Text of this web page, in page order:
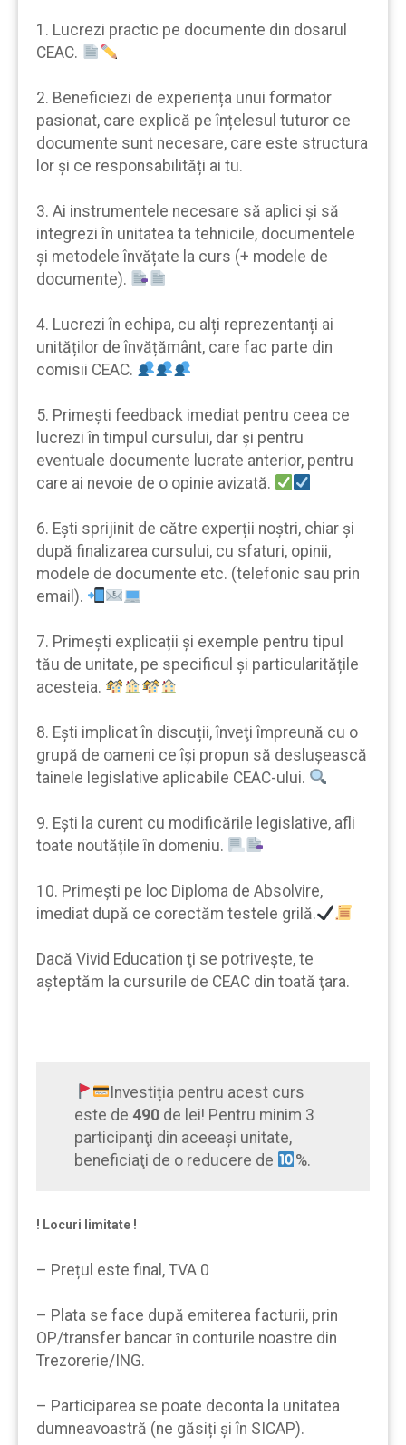
1. Lucrezi practic pe documente din dosarul
CEAC.
2. Beneficiezi de experiența unui formator
pasionat, care explică pe înțelesul tuturor ce
documente sunt necesare, care este structura
lor şi ce responsabilități ai tu.
3. Ai instrumentele necesare să aplici şi să
integrezi în unitatea ta tehnicile, documentele
şi metodele învățate la curs (+ modele de
documente).
4. Lucrezi în echipa, cu alți reprezentanți ai
unităților de învățământ, care fac parte din
comisii CEAC.
5. Primeşti feedback imediat pentru ceea ce
lucrezi în timpul cursului, dar şi pentru
eventuale documente lucrate anterior, pentru
care ai nevoie de o opinie avizată.
6. Eşti sprijinit de către experții noştri, chiar şi
după finalizarea cursului, cu sfaturi, opinii,
modele de documente etc. (telefonic sau prin
email).
7. Primeşti explicații şi exemple pentru tipul
tău de unitate, pe specificul şi particularitățile
acesteia.
8. Eşti implicat în discuții, înveţi împreună cu o
grupă de oameni ce îşi propun să desluşească
tainele legislative aplicabile CEAC-ului.
9. Eşti la curent cu modificările legislative, afli
toate noutățile în domeniu.
10. Primeşti pe loc Diploma de Absolvire,
imediat după ce corectăm testele grilă.
Dacă Vivid Education ţi se potrivește, te
aşteptăm la cursurile de CEAC din toată ţara.
Investiția pentru acest curs
este de 490de lei! Pentru minim 3
participanţi din aceeaşi unitate,
beneficiaţi de o reducere de
%.
! Locuri limitate !
– Prețul este final, TVA 0
– Plata se face după emiterea facturii, prin
OP/transfer bancar ȋn conturile noastre din
Trezorerie/ING.
– Participarea se poate deconta la unitatea
dumneavoastră (ne găsiți și în SICAP).